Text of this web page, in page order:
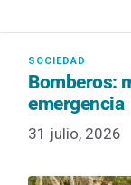
Bomberos:
emergencia
31 julio, 2026